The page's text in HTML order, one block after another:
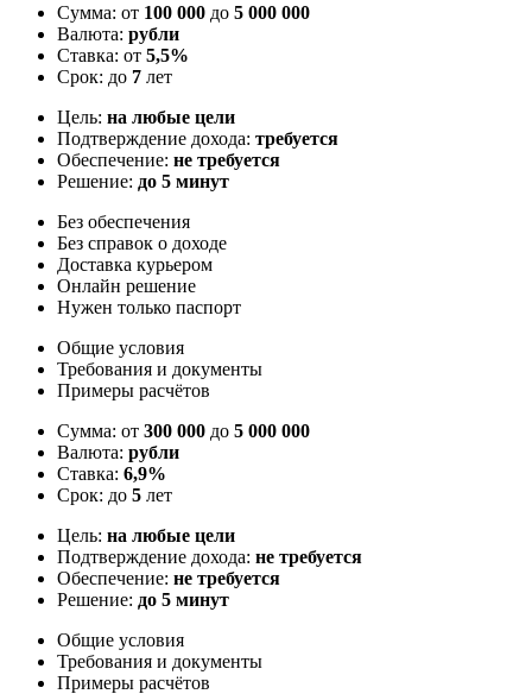
Сумма: от 100 000 до 5 000 000
Валюта: рубли
Ставка: от 5,5%
Срок: до 7 лет
Цель: на любые цели
Подтверждение дохода: требуется
Обеспечение: не требуется
Решение: до 5 минут
Без обеспечения
Без справок о доходе
Доставка курьером
Онлайн решение
Нужен только паспорт
Общие условия
Требования и документы
Примеры расчётов
Сумма: от 300 000 до 5 000 000
Валюта: рубли
Ставка: 6,9%
Срок: до 5 лет
Цель: на любые цели
Подтверждение дохода: не требуется
Обеспечение: не требуется
Решение: до 5 минут
Общие условия
Требования и документы
Примеры расчётов